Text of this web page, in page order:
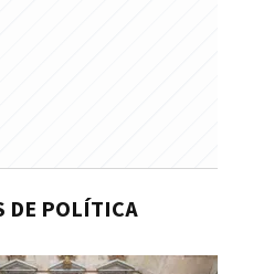
DE POLÍTICA